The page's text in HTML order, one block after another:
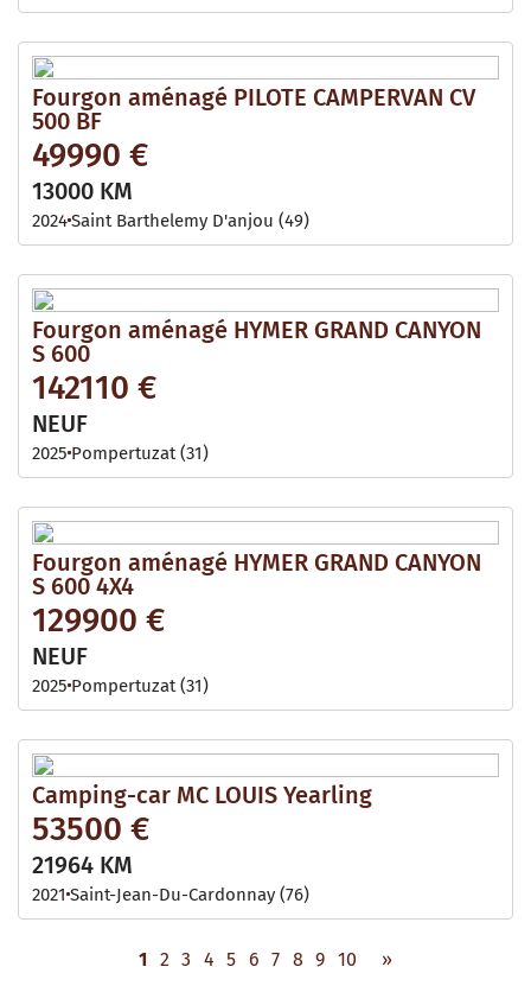
Fourgon aménagé PILOTE CAMPERVAN CV
500 BF
49990 €
13000 KM
2024Saint Barthelemy D'anjou (49)
Fourgon aménagé HYMER GRAND CANYON
S 600
142110 €
NEUF
2025 Pompertuzat (31)
Fourgon aménagé HYMER GRAND CANYON
S 600 4X4
129900 €
NEUF
2025 Pompertuzat (31)
Camping-car MC LOUIS Yearling
53500 €
21964 KM
2021 Saint-Jean-Du-Cardonnay (76)
1 2 3 4 5 6 7 8 9 10 »